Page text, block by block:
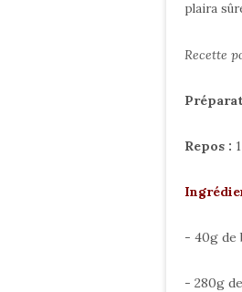
plaira
Recette
Repos :
- 40g de
- 280g